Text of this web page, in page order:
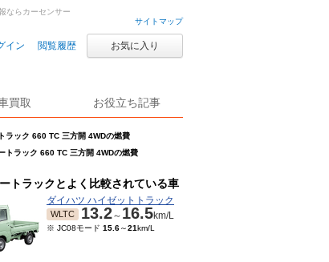
サイトマップ
イン 閲覧履歴 お気に入り
買取 お役立ち記事
ラック 660 TC 三方開 4WDの燃費
トラック 660 TC 三方開 4WDの燃費
ならカーセンサー
トラックとよく比較されている車
ダイハツ ハイゼットトラック
WLTC 13.2～ 16.5km/L
※ JC08モード 15.6～21km/L